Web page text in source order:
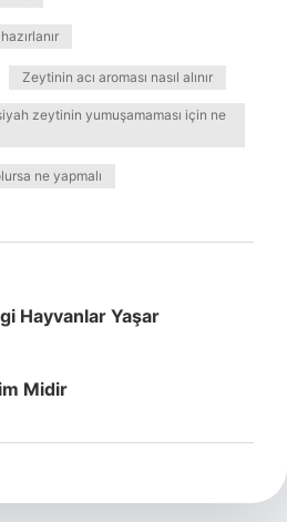
Zeytinin acı aroması nasıl alınır
zeytinin yumuşamaması için ne
ne yapmalı
Hayvanlar Yaşar
Midir